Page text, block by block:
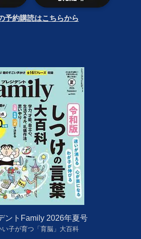
予約購読はこちらから
ントFamily 2026年夏号
い子が育つ「育脳」大百科